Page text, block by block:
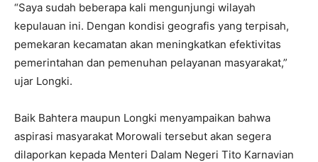
“Saya sudah beberapa kali mengunjungi wilayah
kepulauan ini. Dengan kondisi geografis yang terpisah,
pemekaran kecamatan akan meningkatkan efektivitas
pemerintahan dan pemenuhan pelayanan masyarakat,”
ujar Longki.
Baik Bahtera maupun Longki menyampaikan bahwa
aspirasi masyarakat Morowali tersebut akan segera
dilaporkan kepada Menteri Dalam Negeri Tito Karnavian